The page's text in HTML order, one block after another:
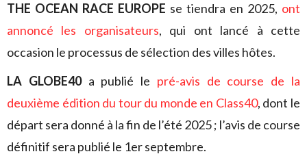
THE OCEAN RACE EUROPE se tiendra en 2025, ont
annoncé les organisateurs, qui ont lancé à cette
occasion le processus de sélection des villes hôtes.
LA GLOBE40a publié le pré-avis de course de la
deuxième édition du tour du monde en Class40, dont le
départ sera donné à la fin de l’été 2025 ; l’avis de course
définitif sera publié le 1er septembre.